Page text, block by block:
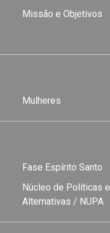
Missão e Objetivos
Mulheres
Fase Espírito Santo
Núcleo de Políticas e
Alternativas / NUPA